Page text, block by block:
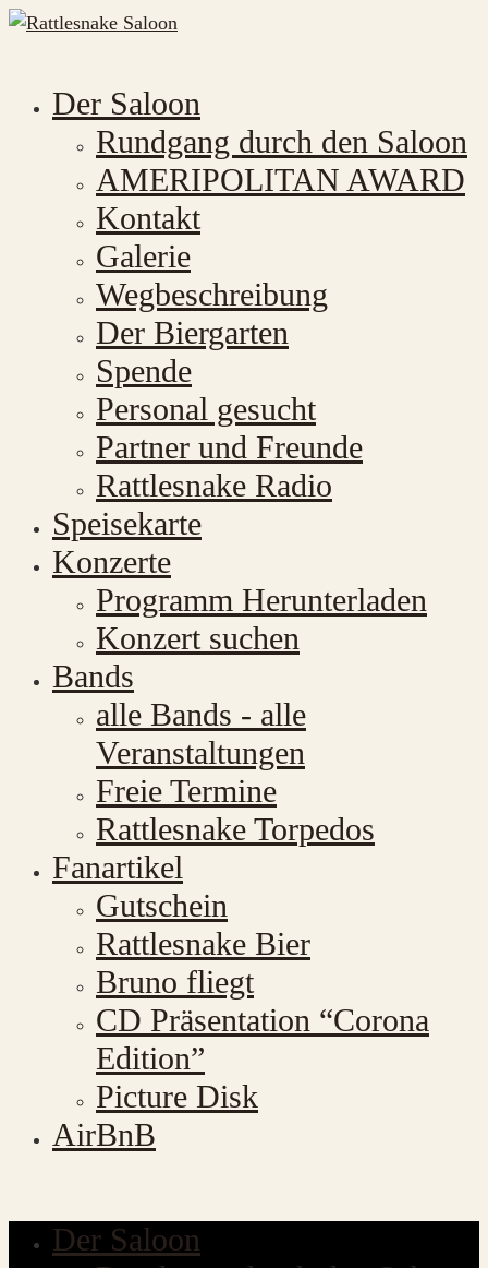
Der Saloon
Rundgang durch den Saloon
AMERIPOLITAN AWARD
Kontakt
Galerie
Wegbeschreibung
Der Biergarten
Spende
Personal gesucht
Partner und Freunde
Rattlesnake Radio
Speisekarte
Konzerte
Programm Herunterladen
Konzert suchen
Bands
alle Bands - alle
Veranstaltungen
Freie Termine
Rattlesnake Torpedos
Fanartikel
Gutschein
Rattlesnake Bier
Bruno fliegt
CD Präsentation “Corona
Edition”
Picture Disk
AirBnB
Der Saloon